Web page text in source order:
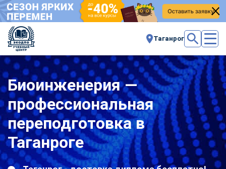
Таганрог
Биоинженерия —
профессиональная
переподготовка в
Таганроге